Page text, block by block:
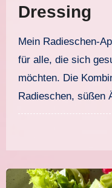
Dressing
Mein Radieschen-Apfel-Salat ist die perfekte Wahl
für alle, die sich
möchten. Die
Radieschen, süßen